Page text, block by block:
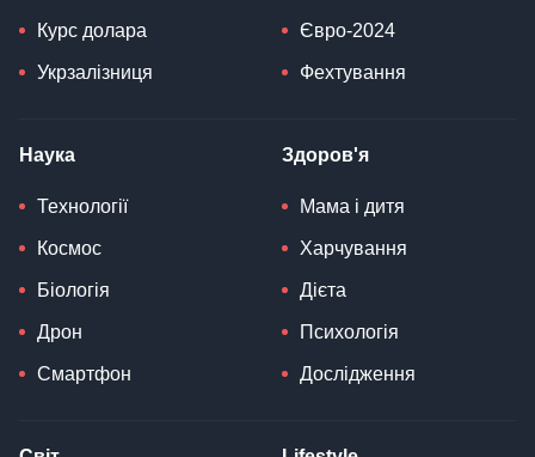
Курс долара
Укрзалізниця
Євро-2024
Фехтування
Наука
Технології
Космос
Біологія
Дрон
Смартфон
Здоров'я
Мама і дитя
Харчування
Дієта
Психологія
Дослідження